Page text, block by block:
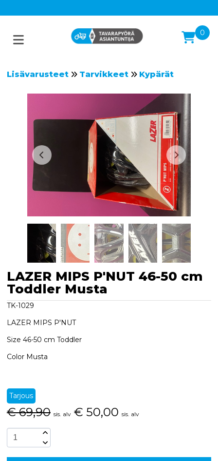
0
Lisävarusteet Tarvikkeet Kypärät
LAZER MIPS P'NUT 46-50 cm
Toddler Musta
TK-1029
LAZER MIPS P'NUT
Size 46-50 cm Toddler
Color Musta
Tarjous
€ 69,90 sis. alv € 50,00 sis. alv